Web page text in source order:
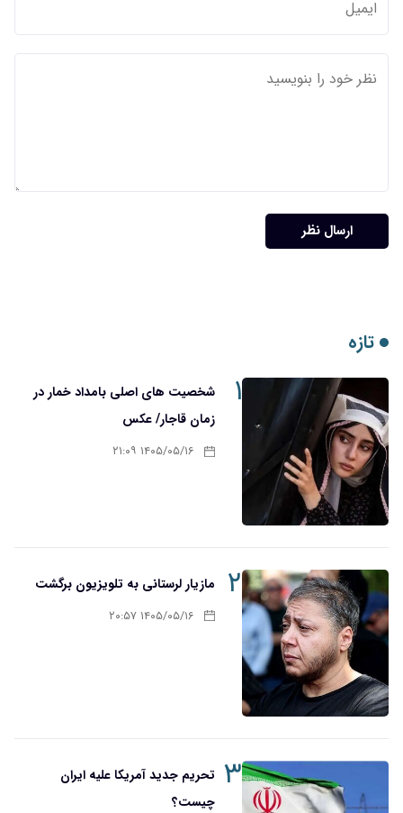
ارسال نظر
تازه
۱
شخصیت های اصلی بامداد خمار در
زمان قاجار/ عکس
۱۴۰۵/۰۵/۱۶ ۲۱:۰۹
۲ مازیار لرستانی به تلویزیون برگشت
۱۴۰۵/۰۵/۱۶ ۲۰:۵۷
۳ تحریم‌ جدید آمریکا علیه ایران
چیست؟